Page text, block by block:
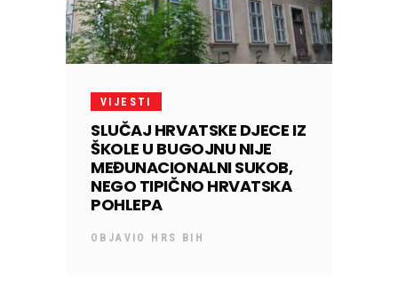
VIJESTI
SLUČAJ HRVATSKE DJECE IZ
ŠKOLE U BUGOJNU NIJE
MEĐUNACIONALNI SUKOB,
NEGO TIPIČNO HRVATSKA
POHLEPA
OBJAVIO HRS BIH